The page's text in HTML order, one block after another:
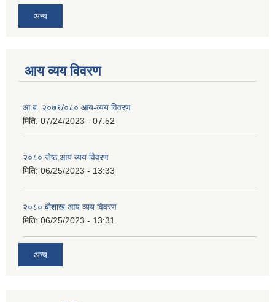
अन्य
आय व्यय विवरण
आ.ब. २०७९/०८० आय-व्यय विवरण
मिति: 07/24/2023 - 07:52
२०८० जेष्ठ आय व्यय विवरण
मिति: 06/25/2023 - 13:33
२०८० बौशाख आय व्यय विवरण
मिति: 06/25/2023 - 13:31
अन्य